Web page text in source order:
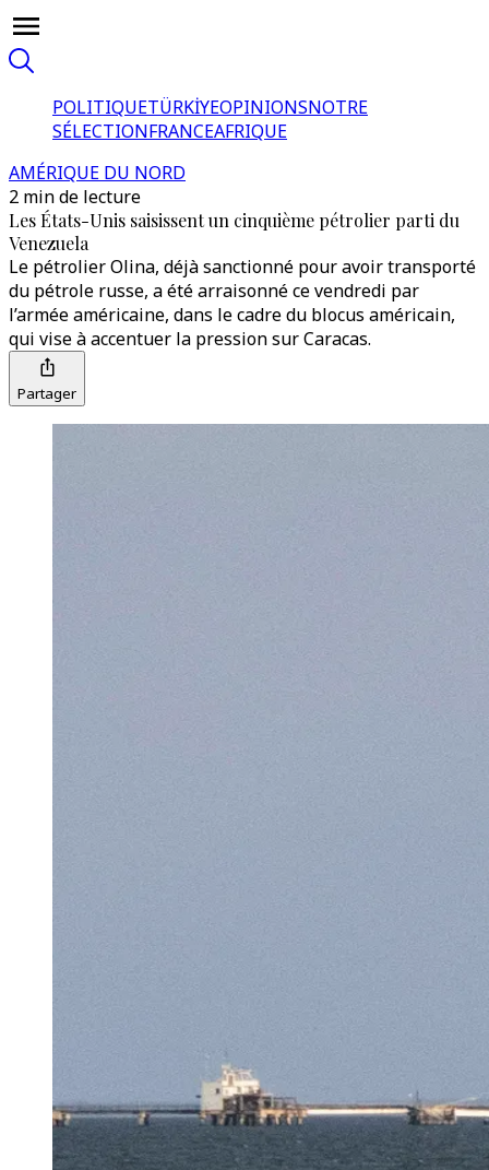
POLITIQUETÜRKİYEOPINIONSNOTRE
SÉLECTIONFRANCEAFRIQUE
AMÉRIQUE DU NORD
2 min de lecture
Les États-Unis saisissent un cinquième pétrolier parti du
Venezuela
Le pétrolier Olina, déjà sanctionné pour avoir transporté
du pétrole russe, a été arraisonné ce vendredi par
l’armée américaine, dans le cadre du blocus américain,
qui vise à accentuer la pression sur Caracas.
Partager